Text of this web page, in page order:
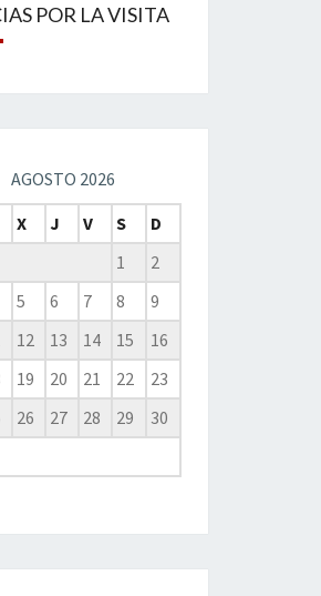
POR LA VISITA
AGOSTO 2026
X J V S
D
1
2
5 6 7 8
9
12 13 14 15
16
19 20 21 22
23
26 27 28 29
30